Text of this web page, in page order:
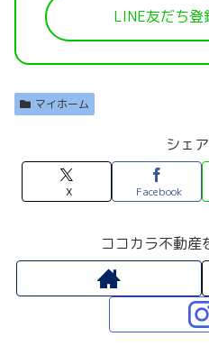
LINE友だち登
マイホーム
シェ
X Facebook
ココカラ不動産